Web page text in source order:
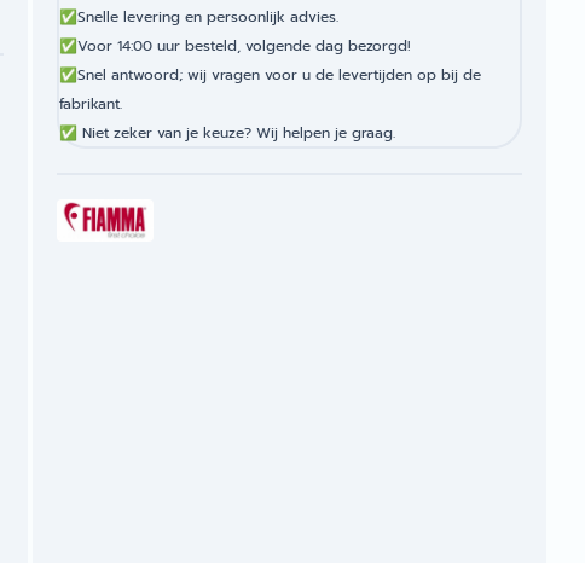
✅Snelle levering en persoonlijk advies.
✅Voor 14:00 uur besteld, volgende dag bezorgd!
✅Snel antwoord; wij vragen voor u de levertijden op bij de
fabrikant.
✅Niet zeker van je keuze? Wij helpen je graag.